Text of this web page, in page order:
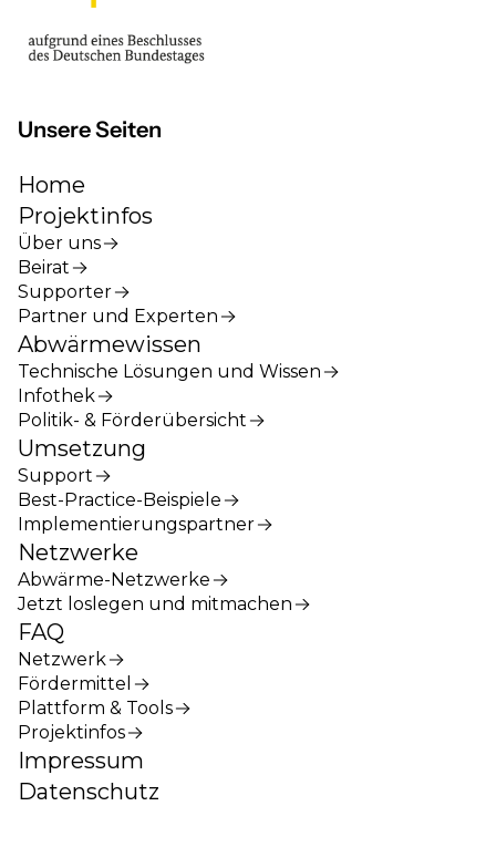
Unsere Seiten
Home
Projektinfos
Über uns
Beirat
Supporter
Partner und Experten
Abwärmewissen
Technische Lösungen und Wissen
Infothek
Politik- & Förderübersicht
Umsetzung
Support
Best-Practice-Beispiele
Implementierungspartner
Netzwerke
Abwärme-Netzwerke
Jetzt loslegen und mitmachen
FAQ
Netzwerk
Fördermittel
Plattform & Tools
Projektinfos
Impressum
Datenschutz